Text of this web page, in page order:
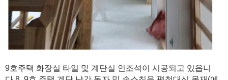
9호주택 화장실 타일 및 계단실 인조석이 시공되고 있읍니